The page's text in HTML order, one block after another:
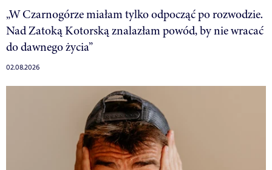
„W Czarnogórze miałam tylko odpocząć po rozwodzie.
Nad Zatoką Kotorską znalazłam powód, by nie wracać
do dawnego życia”
02.08.2026